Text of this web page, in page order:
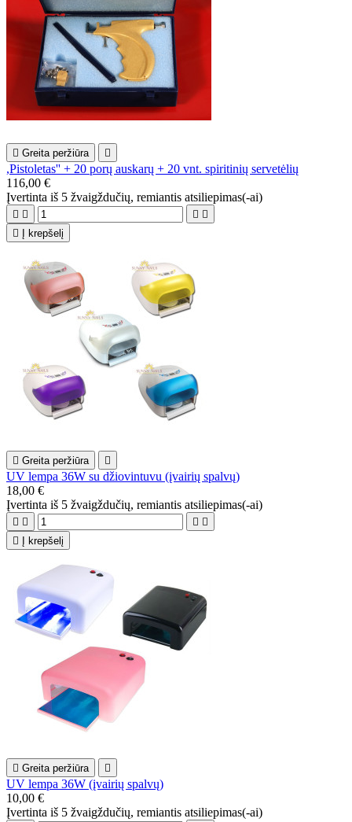
 Greita peržiūra 
,Pistoletas'' + 20 porų auskarų + 20 vnt. spiritinių servetėlių
116,00 €
Įvertinta iš 5 žvaigždučių, remiantis atsiliepimas(-ai)
   

Į krepšelį
 Greita peržiūra 
UV lempa 36W su džiovintuvu (įvairių spalvų)
18,00 €
Įvertinta iš 5 žvaigždučių, remiantis atsiliepimas(-ai)
   

Į krepšelį
 Greita peržiūra 
UV lempa 36W (įvairių spalvų)
10,00 €
Įvertinta iš 5 žvaigždučių, remiantis atsiliepimas(-ai)